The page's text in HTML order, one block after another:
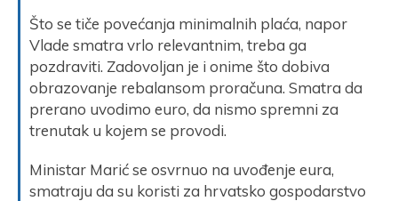
Što se tiče povećanja minimalnih plaća, napor
Vlade smatra vrlo relevantnim, treba ga
pozdraviti. Zadovoljan je i onime što dobiva
obrazovanje rebalansom proračuna. Smatra da
prerano uvodimo euro, da nismo spremni za
trenutak u kojem se provodi.
Ministar Marić se osvrnuo na uvođenje eura,
smatraju da su koristi za hrvatsko gospodarstvo